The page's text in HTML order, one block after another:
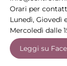
Orari per
Lunedì, Giovedì
Mercoledì dalle
Leggi su